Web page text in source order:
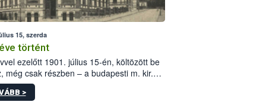
15, szerda
történt
ezelőtt 1901. július 15-én, költözött be
még csak részben – a budapesti m. kir.
állomás a Kis Rókus utca
alatti, Czigler Győző által tervezett új
>